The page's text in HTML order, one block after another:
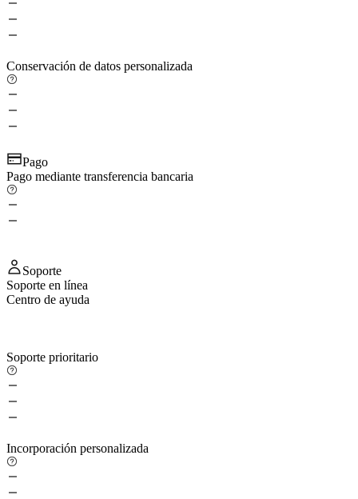
Conservación de datos personalizada
Pago
Pago mediante transferencia bancaria
Soporte
Soporte en línea
Centro de ayuda
Soporte prioritario
Incorporación personalizada